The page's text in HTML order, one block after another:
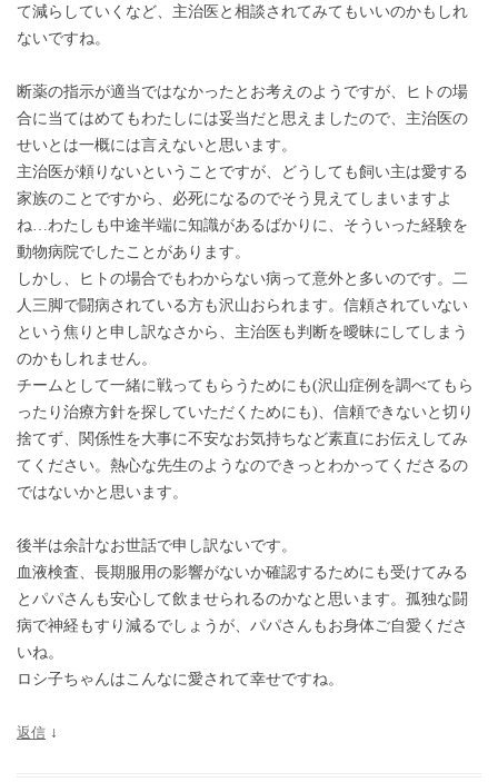
て減らしていくなど、主治医と相談されてみてもいいのかもしれ
ないですね。
断薬の指示が適当ではなかったとお考えのようですが、ヒトの場
合に当てはめてもわたしには妥当だと思えましたので、主治医の
せいとは一概には言えないと思います。
主治医が頼りないということですが、どうしても飼い主は愛する
家族のことですから、必死になるのでそう見えてしまいますよ
ね…わたしも中途半端に知識があるばかりに、そういった経験を
動物病院でしたことがあります。
しかし、ヒトの場合でもわからない病って意外と多いのです。二
人三脚で闘病されている方も沢山おられます。信頼されていない
という焦りと申し訳なさから、主治医も判断を曖昧にしてしまう
のかもしれません。
チームとして一緒に戦ってもらうためにも(沢山症例を調べてもら
ったり治療方針を探していただくためにも)、信頼できないと切り
捨てず、関係性を大事に不安なお気持ちなど素直にお伝えしてみ
てください。熱心な先生のようなのできっとわかってくださるの
ではないかと思います。
後半は余計なお世話で申し訳ないです。
血液検査、長期服用の影響がないか確認するためにも受けてみる
とパパさんも安心して飲ませられるのかなと思います。孤独な闘
病で神経もすり減るでしょうが、パパさんもお身体ご自愛くださ
いね。
ロシ子ちゃんはこんなに愛されて幸せですね。
返信 ↓